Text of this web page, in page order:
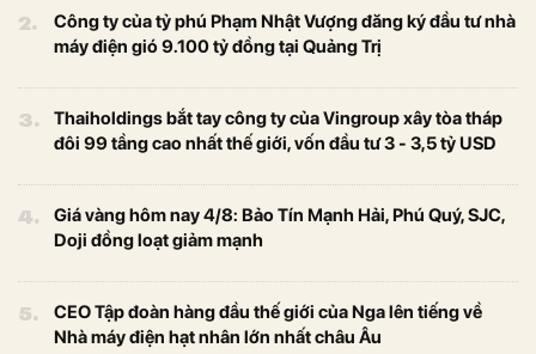
2.
Công ty của tỷ phú Phạm Nhật Vượng đăng ký đầu tư nhà
máy điện gió 9.100 tỷ đồng tại Quảng Trị
3.
Thaiholdings bắt tay công ty của Vingroup xây tòa tháp
đôi 99 tầng cao nhất thế giới, vốn đầu tư 3 - 3,5 tỷ USD
4.
Giá vàng hôm nay 4/8: Bảo Tín Mạnh Hải, Phú Quý, SJC,
Doji đồng loạt giảm mạnh
5.
CEO Tập đoàn hàng đầu thế giới của Nga lên tiếng về
Nhà máy điện hạt nhân lớn nhất châu Âu